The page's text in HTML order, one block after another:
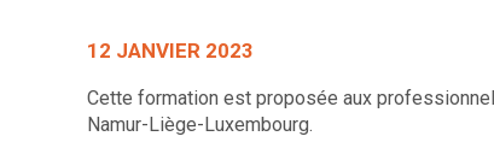
12 JANVIER 2023
Cette formation est proposée aux
Namur-Liège-Luxembourg.